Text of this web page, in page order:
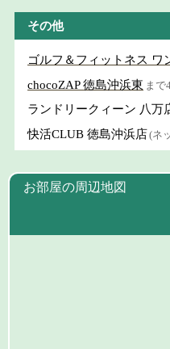
その他
ゴルフ＆フィットネス ワ
chocoZAP 徳島沖浜東 まで
ランドリークィーン 八万
快活CLUB 徳島沖浜店(ネ
お部屋の周辺地図